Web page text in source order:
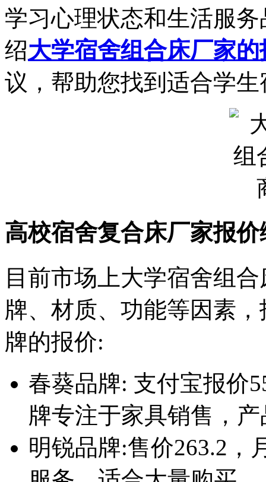
学习心理状态和生活服
绍大学宿舍组合床厂家的
议，帮助您找到适合学
高校宿舍复合床厂家报价
目前市场上大学宿舍组
牌、材质、功能等因素
牌的报价:
春葵品牌: 支付宝报价
牌专注于家具销售，
明锐品牌:售价263.2，